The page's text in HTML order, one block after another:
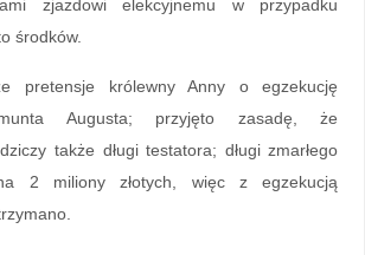
zjazdowi elekcyjnemu w przypadku
środków.
pretensje królewny Anny o egzekucję
Augusta; przyjęto zasadę, że
także długi testatora; długi zmarłego
2 miliony złotych, więc z egzekucją